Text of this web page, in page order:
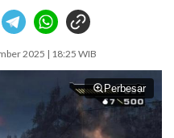
2025 | 18:25 WIB
Perbesar